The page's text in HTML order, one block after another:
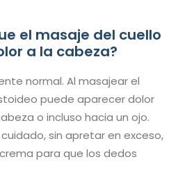
el masaje del cuello
a la cabeza?
normal. Al masajear el
puede aparecer dolor
o incluso hacia un ojo.
sin apretar en exceso,
para que los dedos